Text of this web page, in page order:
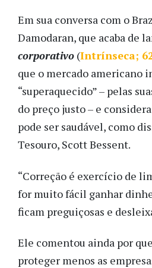
Em sua conversa com o
Damodaran, que acaba de
corporativo (Intrínseca;
que o mercado americano
“superaquecido” – pelas
do preço justo – e
pode ser saudável, como
Tesouro, Scott Bessent.
“Correção é exercício de
for muito fácil ganhar
ficam preguiçosas e
Ele comentou ainda por
proteger menos as